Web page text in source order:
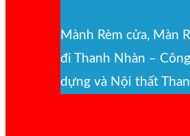
Mành Rèm cửa, Màn
đi Thanh Nhàn –
dựng và Nội thất